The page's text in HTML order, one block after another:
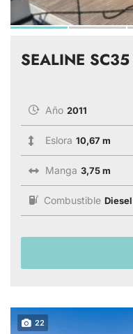
SEALINE SC35
Año 2011
Eslora 10,67 m
Manga 3,75 m
Combustible Diesel
22